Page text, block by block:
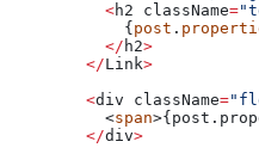
          <
h2 className=
            {
post .
          </
h2>
        </
Link>
        <
div className=
          <
span
        </
div>